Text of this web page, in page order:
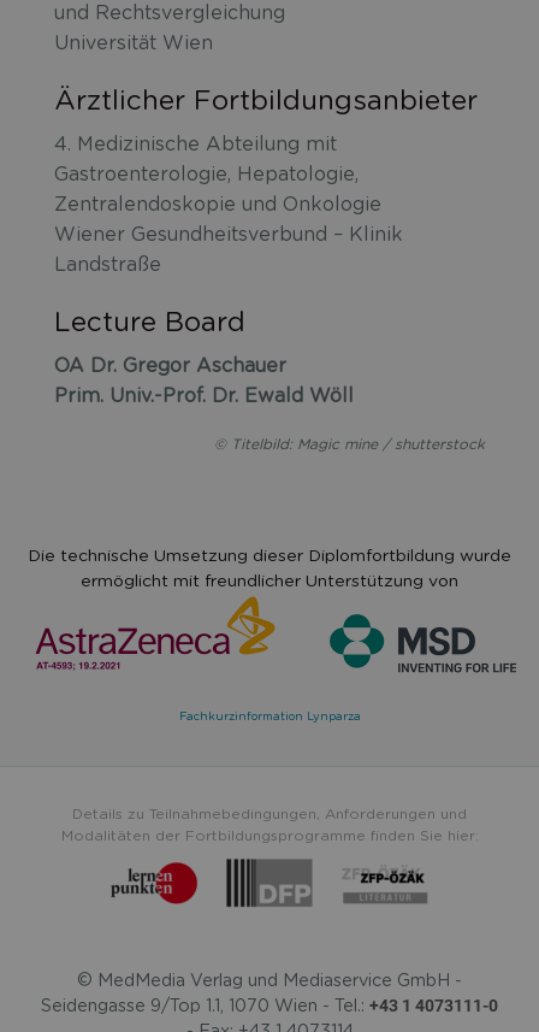
und Rechtsvergleichung
Universität Wien
Ärztlicher Fortbildungsanbieter
4. Medizinische Abteilung mit
Gastroenterologie, Hepatologie,
Zentralendoskopie und Onkologie
Wiener Gesundheitsverbund – Klinik
Landstraße
Lecture Board
OA Dr. Gregor Aschauer
Prim. Univ.-Prof. Dr. Ewald Wöll
© Titelbild: Magic mine / shutterstock
Die technische Umsetzung dieser Diplomfortbildung wurde
ermöglicht mit freundlicher Unterstützung von
Fachkurzinformation Lynparza
Details zu Teilnahmebedingungen, Anforderungen und
Modalitäten der Fortbildungsprogramme finden Sie hier:
© MedMedia Verlag und Mediaservice GmbH -
Seidengasse 9/Top 1.1, 1070 Wien - Tel.: +43 1 4073111-0